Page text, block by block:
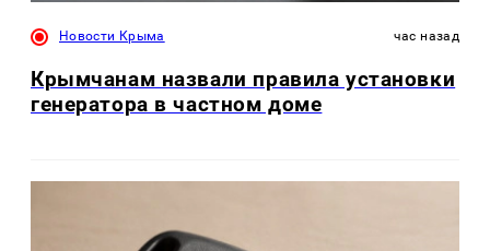
Новости Крыма час назад
Крымчанам назвали правила установки
генератора в частном доме